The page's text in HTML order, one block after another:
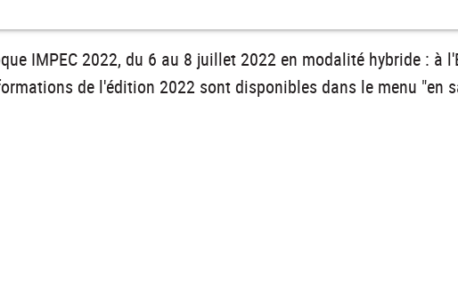
IMPEC 2022, du 6 au 8 juillet 2022 en modalité hybride : à
de l'édition 2022 sont disponibles dans le menu "en